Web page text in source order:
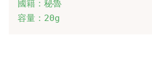
國籍：秘魯
容量：20g